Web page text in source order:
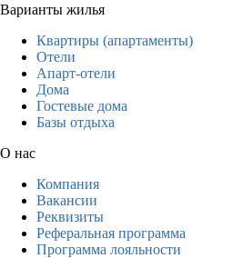
Варианты жилья
Квартиры (апартаменты)
Отели
Апарт-отели
Дома
Гостевые дома
Базы отдыха
О нас
Компания
Вакансии
Реквизиты
Реферальная программа
Программа лояльности